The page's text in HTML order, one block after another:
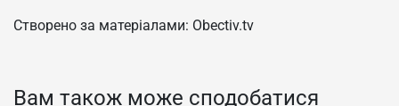
Створено за матеріалами: Obectiv.tv
Вам також може сподобатися